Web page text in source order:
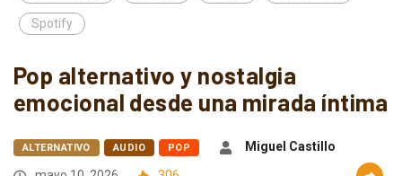
Spotify
Pop alternativo y nostalgia
emocional desde una mirada íntima
ALTERNATIVO AUDIO POP
Miguel Castillo